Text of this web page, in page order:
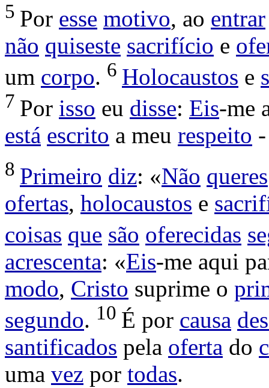
5 Por esse motivo, ao entrar
não quiseste sacrifício e
um corpo. 6 Holocaustos e
7 Por isso eu disse: Eis-me
está escrito a meu respeito
8 Primeiro diz: «Não queres
ofertas, holocaustos e
coisas que são oferecidas
acrescenta: «Eis-me aqui
modo, Cristo suprime o
segundo. 10 É por causa
santificados pela oferta do
uma vez por todas.